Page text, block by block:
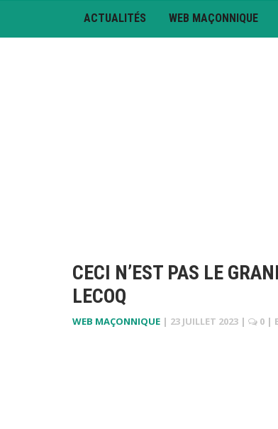
ACTUALITÉS WEB MAÇONNIQUE
CECI N’EST PAS LE
LECOQ
WEB MAÇONNIQUE | 23 JUILLET 2023 | 0 |